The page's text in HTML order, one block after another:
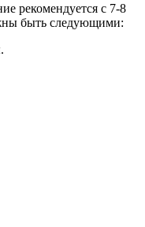
рекомендуется с 7-8
быть следующими: